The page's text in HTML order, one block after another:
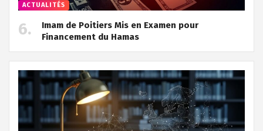
ACTUALITÉS
Imam de Poitiers Mis en Examen pour
Financement du Hamas